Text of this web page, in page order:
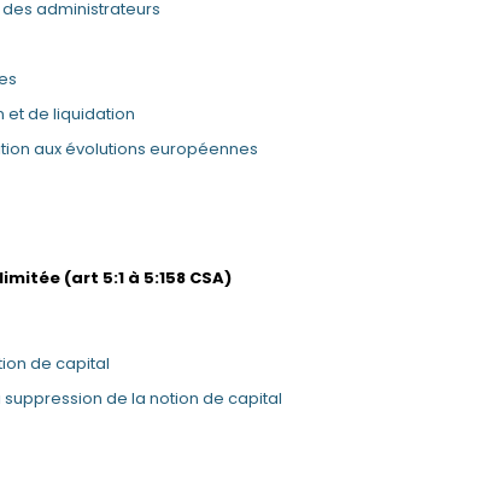
administrateurs
et de liquidation
aux évolutions européennes
(art 5:1 à 5:158 CSA)
de capital
suppression de la notion de capital